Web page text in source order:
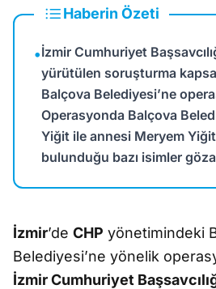
Haberin Özeti
•İzmir Cumhuriyet
yürütülen soruşturma
Balçova Belediyesi’ne
Operasyonda Balçova
Yiğit ile annesi Meryem
bulunduğu bazı isimler
İzmir’de CHP yönetimindeki
Belediyesi’ne yönelik
İzmir Cumhuriyet